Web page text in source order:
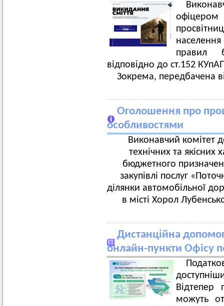
офіцером
правил
відповідно до ст.152
Зокрема, передбачена
Оголошення про
особливостями
Виконавчий комітет
технічних та якісних
бюджетного
закупівлі послуг
ділянки автомобільної
в місті Хорол
Дистанційна
онлайн-пункти Офісу
Відтепер
можуть